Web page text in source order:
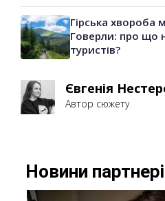
Гірська
Говерли: про що
туристів?
Євгенія
Автор сюжету